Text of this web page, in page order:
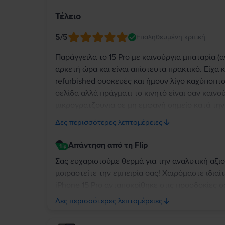
Τέλειο
5/5 Επαληθευμένη κριτική
Παράγγειλα το 15 Pro με καινούργια μπαταρία
αρκετή ώρα και είναι απίστευτα πρακτικό.
refurbished συσκευές και ήμουν λίγο
σελίδα αλλά πράγματι το κινητό είναι σαν
αδιάφορη. Κατά τα άλλα το κινητό λειτουργεί
κάμερες εξίσου τέλειες. Έχω διαβάσει από
τους έστελναν είχαν κάποια δυσλειτουργία
Δες περισσότερες λεπτομέρειες
Απάντηση από τη Flip
Σας ευχαριστούμε θερμά για την αναλυτική
μοιραστείτε την εμπειρία σας! Χαιρόμαστε
την κατάστασή της όσο και από την απόδοσή
Δες περισσότερες λεπτομέρειες